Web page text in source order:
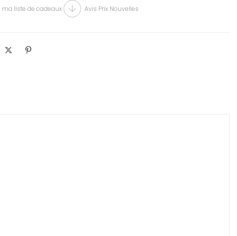
ma liste de cadeaux Avis Prix Nouvelles